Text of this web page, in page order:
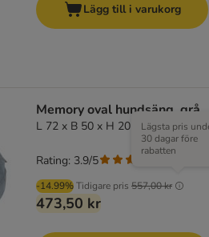
Lägg till i varukorg
Memory oval hundsäng, grå
L 72 x B 50 x H 20 cm
-14.99%Tidigare pris 557,00 kr
Lägsta pris
30 dagar före
rabatten
473,50 kr
Rating: 3.9/5